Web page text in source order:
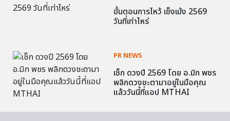
ขั้นตอนการไหว้ เช็งเม้ง 2569
วันที่เท่าไหร่
PR NEWS
เช็ก ดวงปี 2569 โดย อ.มิก พชร
พลิกดวงชะตามาอยู่ในมือคุณ
แล้ววันนี้ที่แอป MTHAI